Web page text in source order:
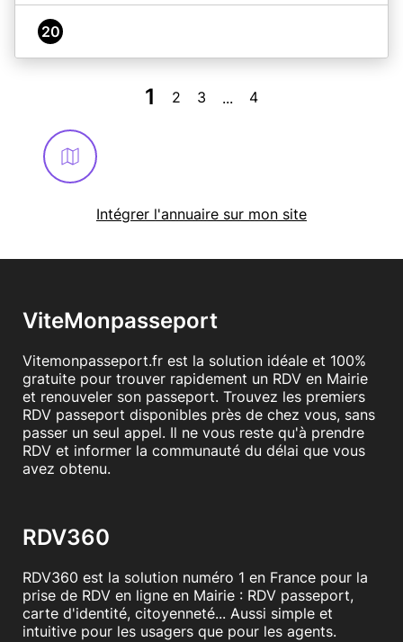
20
1 2 3 ... 4
Intégrer l'annuaire sur mon site
ViteMonpasseport
Vitemonpasseport.fr est la solution idéale et 100%
gratuite pour trouver rapidement un RDV en Mairie
et renouveler son passeport. Trouvez les premiers
RDV passeport disponibles près de chez vous, sans
passer un seul appel. Il ne vous reste qu'à prendre
RDV et informer la communauté du délai que vous
avez obtenu.
RDV360
RDV360 est la solution numéro 1 en France pour la
prise de RDV en ligne en Mairie : RDV passeport,
carte d'identité, citoyenneté... Aussi simple et
intuitive pour les usagers que pour les agents.